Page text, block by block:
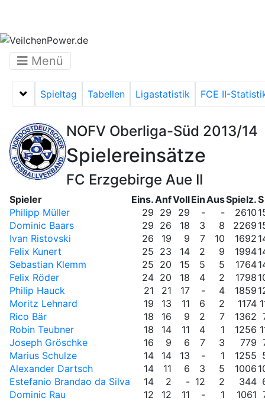
Menü
Menü auf-/zuklappen
Spieltag Tabellen Ligastatistik FCE II-
NOFV Oberliga-Süd 2013/14
Spielereinsätze
FC Erzgebirge Aue II
Spieler Eins.AnfVollEinAusSpielz.S
Philipp Müller
29 29 29 - - 2610
Dominic Baars
29 26 18 3 8 2269
Ivan Ristovski
26 19 9 7 10 1692
Felix Kunert
25 23 14 2 9 1994
Sebastian Klemm
25 20 15 5 5 1764
Felix Röder
24 20 18 4 2 1798
Philip Hauck
21 21 17 - 4 1859
Moritz Lehnard
19 13 11 6 2 1174
Rico Bär
18 16 9 2 7 1362
Robin Teubner
18 14 11 4 1 1256
Joseph Gröschke
16 9 6 7 3 779
Marius Schulze
14 14 13 - 1 1255
Alexander Dartsch
14 11 6 3 5 1006
Estefanio Brandao da Silva
14 2 - 12 2 344
Dominic Rau
12 12 11 - 1 1061